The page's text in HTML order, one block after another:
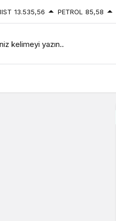
13.535,56 PETROL 85,58
kelimeyi yazın..